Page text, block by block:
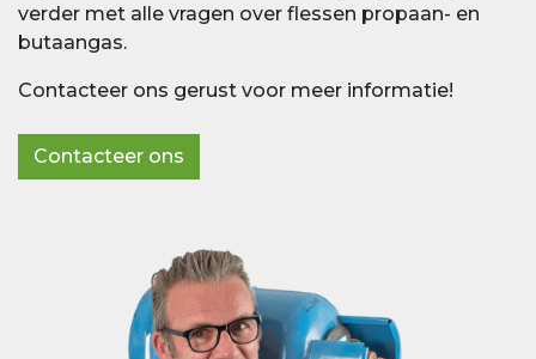
verder met alle vragen over flessen propaan- en
butaangas.
Contacteer ons gerust voor meer informatie!
Contacteer ons